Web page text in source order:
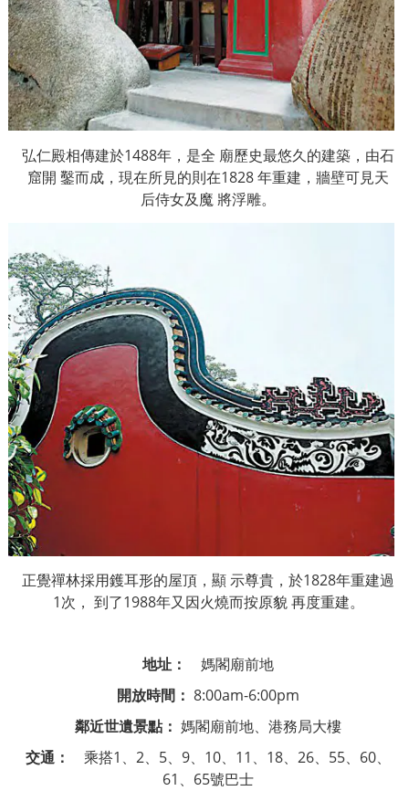
弘仁殿相傳建於1488年，是全 廟歷史最悠久的建築，由石
窟開 鑿而成，現在所見的則在1828年重建，牆壁可見天
后侍女及魔 將浮雕。
正覺禪林採用鑊耳形的屋頂，顯示尊貴，於1828年重建過
1次， 到了1988年又因火燒而按原貌 再度重建。
地址：
媽閣廟前地
開放時間： 8:00am-6:00pm
鄰近世遺景點： 媽閣廟前地、港務局大樓
交通：
乘搭1 、 2、 5、 9、 10、 11 、 18、 26、 55、 60、
61 、 65號巴士